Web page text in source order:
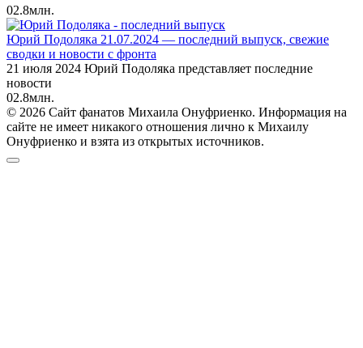
02.8млн.
Юрий Подоляка 21.07.2024 — последний выпуск, свежие
сводки и новости с фронта
21 июля 2024 Юрий Подоляка представляет последние
новости
02.8млн.
© 2026 Сайт фанатов Михаила Онуфриенко. Информация на
сайте не имеет никакого отношения лично к Михаилу
Онуфриенко и взята из открытых источников.